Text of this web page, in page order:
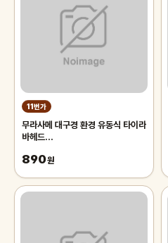
11번가
무라사메 대구경 환경 유동식 타이라
바헤드
/타이러버/타이라바/참돔낚시
890원